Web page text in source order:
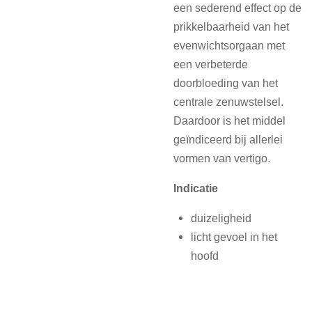
een sederend effect op de
prikkelbaarheid van het
evenwichtsorgaan met
een verbeterde
doorbloeding van het
centrale zenuwstelsel.
Daardoor is het middel
geïndiceerd bij allerlei
vormen van vertigo.
Indicatie
duizeligheid
licht gevoel in het
hoofd